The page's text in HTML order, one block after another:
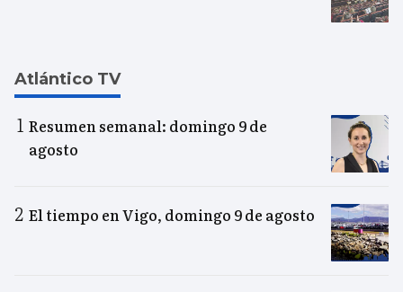
Atlántico TV
Resumen semanal: domingo 9 de
agosto
El tiempo en Vigo, domingo 9 de agosto